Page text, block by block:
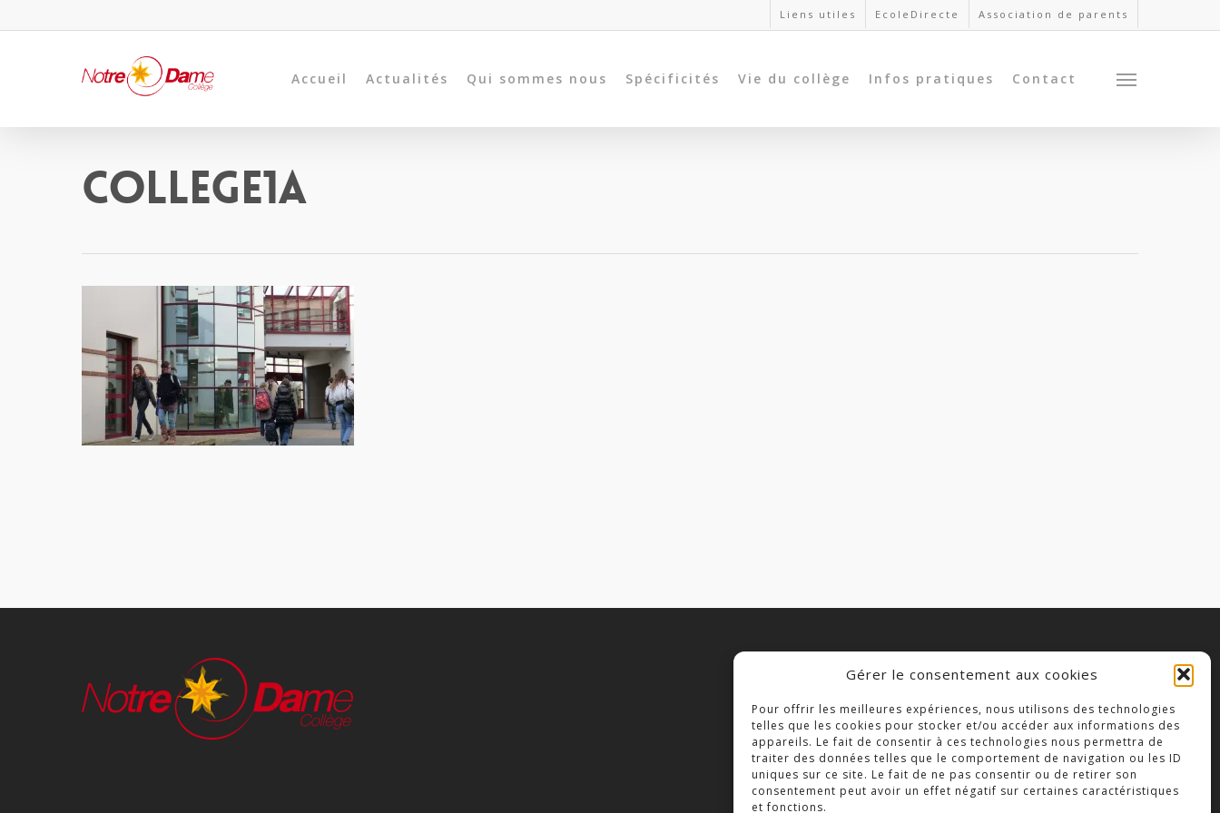
Gérer le consentement aux cookies
Pour offrir les meilleures expériences, nous utilisons des technologies
telles que les cookies pour stocker et/ou accéder aux informations des
appareils. Le fait de consentir à ces technologies nous permettra de
traiter des données telles que le comportement de navigation ou les ID
uniques sur ce site. Le fait de ne pas consentir ou de retirer son
consentement peut avoir un effet négatif sur certaines caractéristiques
et fonctions.
Liens utiles EcoleDirecte Association de parents
Accueil Actualités Qui sommes nous Spécificités Vie du collège Infos pratiques Contact
College1a
COLLÈGE NOTRE DAME
23 Place Saint-Jean,
79300 Bressuire
Téléphone : 05 49 74 46 20